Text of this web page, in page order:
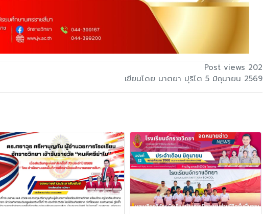
Post views 202
เขียนโดย นาตยา ปุริโต 5 มิถุนายน 2569